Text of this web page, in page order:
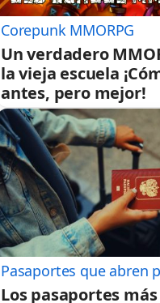
Corepunk MMORPG
Un verdadero
la vieja escuela
antes, pero mejor!
Pasaportes que abren
Los pasaportes más